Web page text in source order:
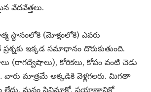
వేదవేత్తలు.
స్థానంలోకి (మోక్షంలోకి) ఎవరు
ప్రశ్నకు ఇక్కడ సమాధానం దొరుకుతుంది.
(రాగద్వేషాలు), కోరికలు, కోపం వంటి చెడు
వారు మాత్రమే అక్కడికి వెళ్లగలరు. మిగతా
లేదు. మనం సినిమాకో, ప్రయాణానికో